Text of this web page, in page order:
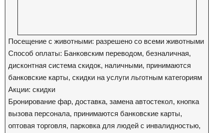
Посещение с животными: разрешено со всеми животными
Способ оплаты: Банковским переводом, безналичная,
дисконтная система скидок, наличными, принимаются
банковские карты, скидки на услуги льготным категориям
Акции: скидки
Бронирование фар, доставка, замена автостекол, кнопка
вызова персонала, принимаются банковские карты,
оптовая торговля, парковка для людей с инвалидностью,